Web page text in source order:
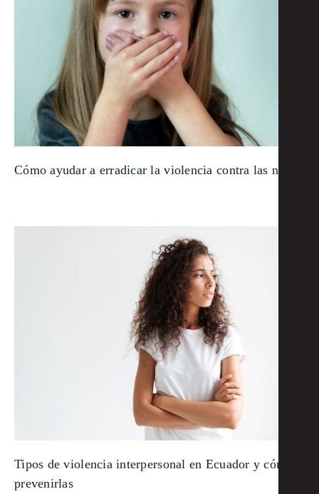
Cómo ayudar a erradicar la violencia contra las niñas
Tipos de violencia interpersonal en Ecuador y cómo
prevenirlas